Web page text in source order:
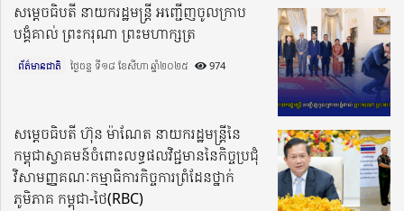
សម្តេចធិបតី នាយករដ្ឋមន្ត្រី អញ្ជើញចូលក្រាប
បង្គំគាល់ ព្រះករុណា ព្រះមហាក្សត្រ
ព័ត៌មានជាតិ ថ្ងៃចន្ទ ទី១៨ ខែសីហា ឆ្នាំ២០២៥​ 974
សម្តេចធិបតី ហ៊ុន ម៉ាណែត នាយករដ្ឋមន្ត្រីនៃ
កម្ពុជាស្វាគមន៍ចំពោះលទ្ធផលវិជ្ជមាននៃកិច្ចប្រជុំ
វិសាមញ្ញគណៈកម្មាធិការកិច្ចការព្រំដែនថ្នាក់
ភូមិភាគ កម្ពុជា-ថៃ(RBC)